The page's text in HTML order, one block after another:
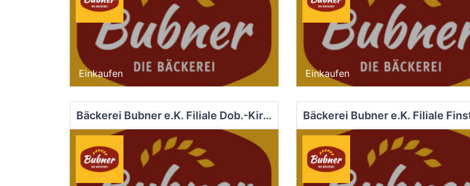
Einkaufen Einkaufen
Bäckerei Bubner e.K. Filiale Dob.-Kirchhain Markt